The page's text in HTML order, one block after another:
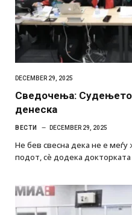
DECEMBER 29, 2025
Сведочења: Судењето
денеска
ВЕСТИ DECEMBER 29, 2025
Не бев свесна дека не е
подот, сѐ додека